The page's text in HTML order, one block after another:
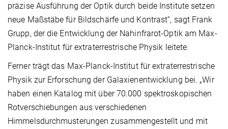
präzise Ausführung der Optik durch beide Institute setzen
neue Maßstäbe für Bildschärfe und Kontrast“, sagt Frank
Grupp, der die Entwicklung der Nahinfrarot-Optik am Max-
Planck-Institut für extraterrestrische Physik leitete.
Ferner trägt das Max-Planck-Institut für extraterrestrische
Physik zur Erforschung der Galaxienentwicklung bei. „Wir
haben einen Katalog mit über 70.000 spektroskopischen
Rotverschiebungen aus verschiedenen
Himmelsdurchmusterungen zusammengestellt und mit